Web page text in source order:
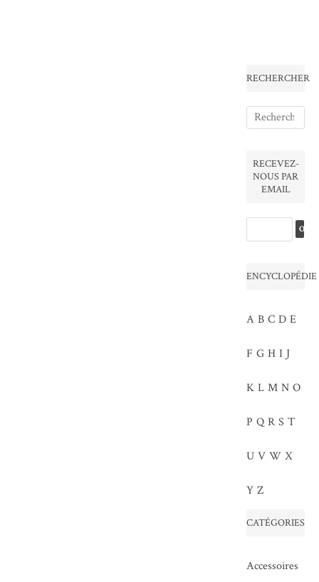
RECHERCHER
RECEVEZ-
NOUS PAR
EMAIL
ENCYCLOPÉDIE
A B C D E
F G H I J
K L M N O
P Q R S T
U V W X
Y Z
CATÉGORIES
Accessoires